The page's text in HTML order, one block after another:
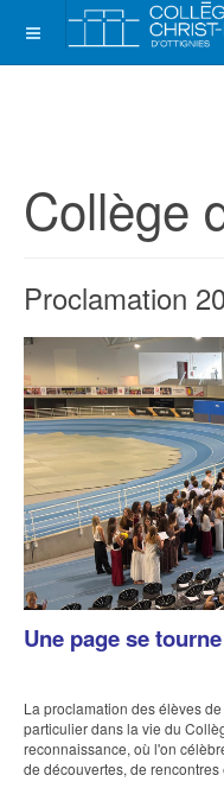
Collège
Proclamation
Une page se
La proclamation des élèves
particulier dans la vie du
reconnaissance, où l'on
de découvertes, de